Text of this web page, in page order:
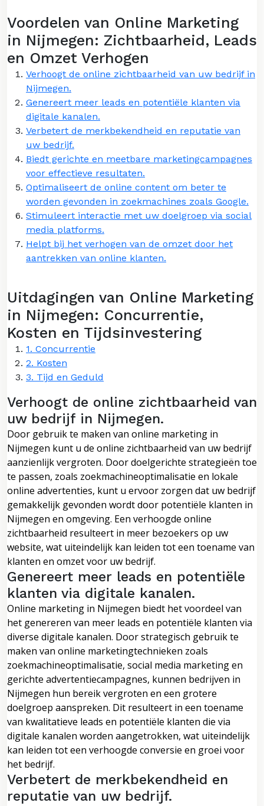
Voordelen van Online Marketing
in Nijmegen: Zichtbaarheid, Leads
en Omzet Verhogen
Verhoogt de online zichtbaarheid van uw bedrijf in
Nijmegen.
Genereert meer leads en potentiële klanten via
digitale kanalen.
Verbetert de merkbekendheid en reputatie van
uw bedrijf.
Biedt gerichte en meetbare marketingcampagnes
voor effectieve resultaten.
Optimaliseert de online content om beter te
worden gevonden in zoekmachines zoals Google.
Stimuleert interactie met uw doelgroep via social
media platforms.
Helpt bij het verhogen van de omzet door het
aantrekken van online klanten.
Uitdagingen van Online Marketing
in Nijmegen: Concurrentie,
Kosten en Tijdsinvestering
1. Concurrentie
2. Kosten
3. Tijd en Geduld
Verhoogt de online zichtbaarheid van
uw bedrijf in Nijmegen.
Door gebruik te maken van online marketing in
Nijmegen kunt u de online zichtbaarheid van uw bedrijf
aanzienlijk vergroten. Door doelgerichte strategieën toe
te passen, zoals zoekmachineoptimalisatie en lokale
online advertenties, kunt u ervoor zorgen dat uw bedrijf
gemakkelijk gevonden wordt door potentiële klanten in
Nijmegen en omgeving. Een verhoogde online
zichtbaarheid resulteert in meer bezoekers op uw
website, wat uiteindelijk kan leiden tot een toename van
klanten en omzet voor uw bedrijf.
Genereert meer leads en potentiële
klanten via digitale kanalen.
Online marketing in Nijmegen biedt het voordeel van
het genereren van meer leads en potentiële klanten via
diverse digitale kanalen. Door strategisch gebruik te
maken van online marketingtechnieken zoals
zoekmachineoptimalisatie, social media marketing en
gerichte advertentiecampagnes, kunnen bedrijven in
Nijmegen hun bereik vergroten en een grotere
doelgroep aanspreken. Dit resulteert in een toename
van kwalitatieve leads en potentiële klanten die via
digitale kanalen worden aangetrokken, wat uiteindelijk
kan leiden tot een verhoogde conversie en groei voor
het bedrijf.
Verbetert de merkbekendheid en
reputatie van uw bedrijf.